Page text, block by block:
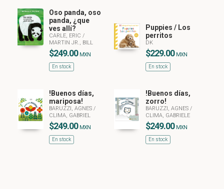
Oso panda, oso
panda, ¿que
ves allí?
CARLE, ERIC/
MARTIN JR., BILL
$249.00 MXN
En stock
Puppies / Los
perritos
DK
$229.00 MXN
En stock
!Buenos días,
mariposa!
BARUZZI, AGNES/
CLIMA, GABRIEL
$249.00 MXN
En stock
!Buenos días,
zorro!
BARUZZI, AGNES/
CLIMA, GABRIELE
$249.00 MXN
En stock